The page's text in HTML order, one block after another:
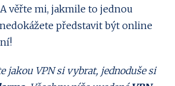
věřte mi, jakmile to jednou
představit být online
jakou VPN si vybrat, jednoduše si